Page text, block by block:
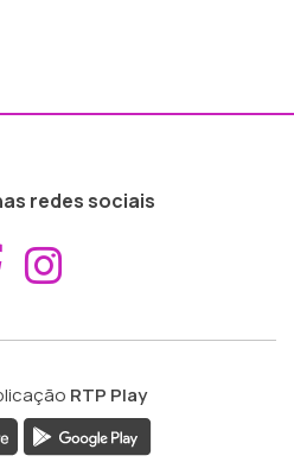
redes sociais
Aceder ao
RTP Play